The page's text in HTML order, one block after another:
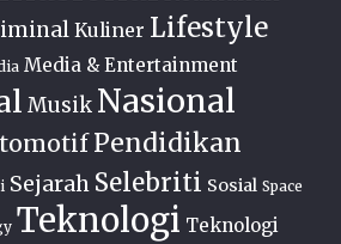
Kuliner Lifestyle
Media & Entertainment
Musik Nasional
Pendidikan
Sejarah Selebriti Sosial Space
Teknologi Teknologi